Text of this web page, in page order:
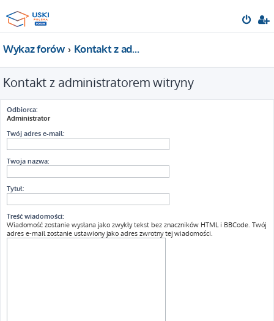
Wykaz forów Kontakt z administratorem witryny
Kontakt z administratorem witryny
Odbiorca:
Administrator
Twój adres e-mail:
Twoja nazwa:
Tytuł:
Treść wiadomości:
Wiadomość zostanie wysłana jako zwykły tekst bez znaczników HTML i BBCode. Twój
adres e-mail zostanie ustawiony jako adres zwrotny tej wiadomości.